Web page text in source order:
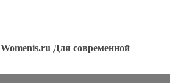
Womenis.ru Для современной